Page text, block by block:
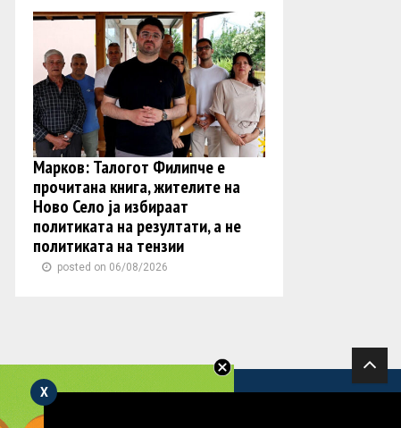
Марков: Талогот Филипче е
прочитана книга, жителите на
Ново Село ја избираат
политиката на резултати, а не
политиката на тензии
posted on 06/08/2026
X